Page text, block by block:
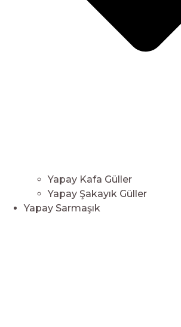
Yapay Kafa Güller
Yapay Şakayık Güller
Yapay Sarmaşık